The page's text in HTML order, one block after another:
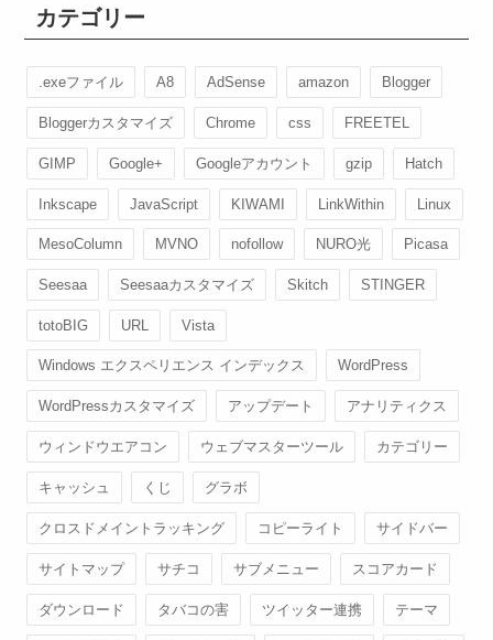
カテゴリー
.exeファイル A8 AdSense amazon Blogger
Bloggerカスタマイズ Chrome css FREETEL
GIMP Google+ Googleアカウント gzip Hatch
Inkscape JavaScript KIWAMI LinkWithin Linux
MesoColumn MVNO nofollow NURO光 Picasa
Seesaa Seesaaカスタマイズ Skitch STINGER
totoBIG URL Vista
Windows エクスペリエンス インデックス WordPress
WordPressカスタマイズ アップデート アナリティクス
ウィンドウエアコン ウェブマスターツール カテゴリー
キャッシュ くじ グラボ
クロスドメイントラッキング コピーライト サイドバー
サイトマップ サチコ サブメニュー スコアカード
ダウンロード タバコの害 ツイッター連携 テーマ